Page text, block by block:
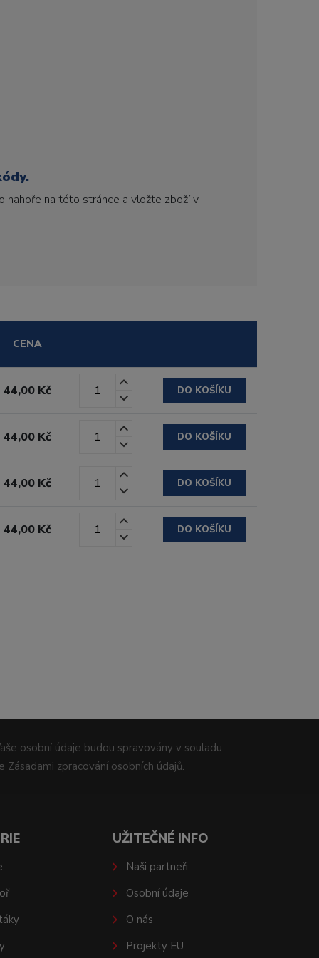
nahoře na této stránce a vložte zboží v
CENA
44,00 Kč DO KOŠÍKU
44,00 Kč DO KOŠÍKU
44,00 Kč DO KOŠÍKU
44,00 Kč DO KOŠÍKU
osobní údaje budou spravovány v souladu
Zásadami zpracování osobních údajů.
UŽITEČNÉ INFO
Naši partneři
Osobní údaje
O nás
Projekty EU